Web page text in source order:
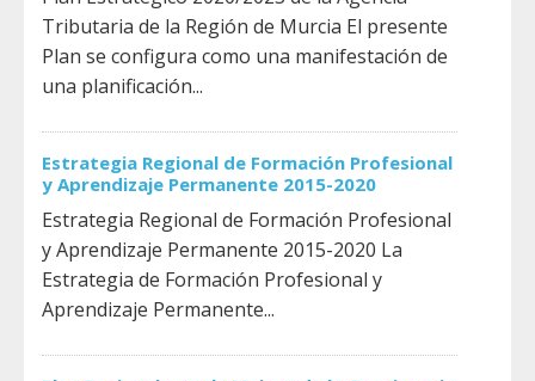
Tributaria de la Región de Murcia El presente
Plan se configura como una manifestación de
una planificación...
Estrategia Regional de Formación Profesional
y Aprendizaje Permanente 2015-2020
Estrategia Regional de Formación Profesional
y Aprendizaje Permanente 2015-2020 La
Estrategia de Formación Profesional y
Aprendizaje Permanente...